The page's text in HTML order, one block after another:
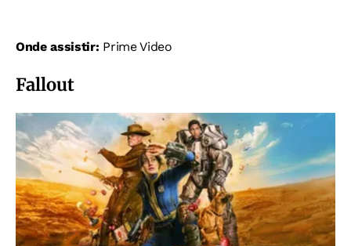
Onde assistir: Prime Video
Fallout